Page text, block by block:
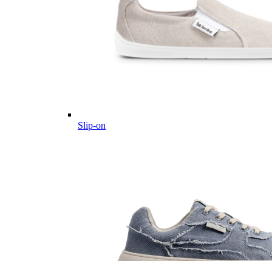
Slip-on